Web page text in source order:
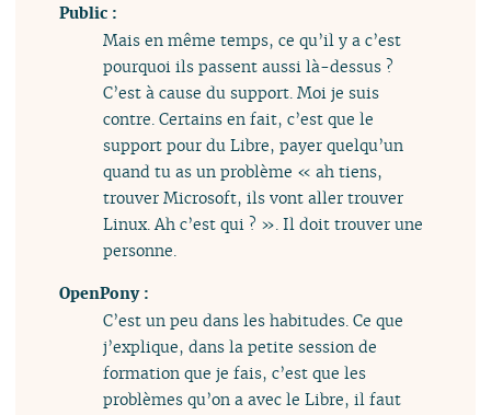
Public :
Mais en même temps, ce qu’il y a c’est
pourquoi ils passent aussi là-dessus ?
C’est à cause du support. Moi je suis
contre. Certains en fait, c’est que le
support pour du Libre, payer quelqu’un
quand tu as un problème « ah tiens,
trouver Microsoft, ils vont aller trouver
Linux. Ah c’est qui ? ». Il doit trouver une
personne.
OpenPony :
C’est un peu dans les habitudes. Ce que
j’explique, dans la petite session de
formation que je fais, c’est que les
problèmes qu’on a avec le Libre, il faut